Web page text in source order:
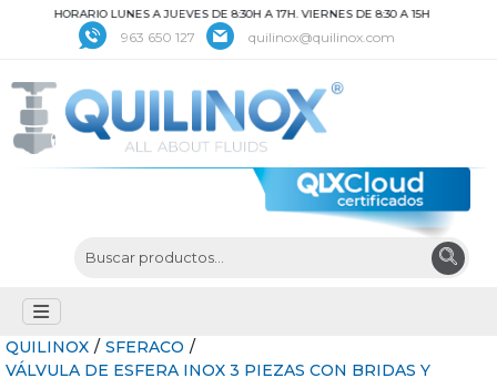
HORARIO LUNES A JUEVES DE 8:30H A 17H. VIERNES DE 8:30 A 15H
963 650 127 quilinox@quilinox.com
QUILINOX / SFERACO /
VÁLVULA DE ESFERA INOX 3 PIEZAS CON BRIDAS Y